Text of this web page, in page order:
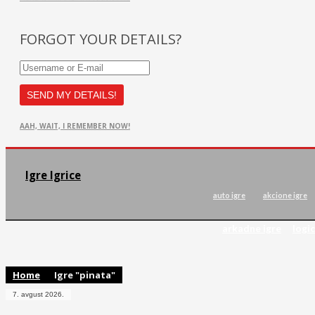
FORGOT YOUR DETAILS?
AAH, WAIT, I REMEMBER NOW!
Igre Igrice
auto igre akcione igre
Home Igre "pinata"
7. avgust 2026.